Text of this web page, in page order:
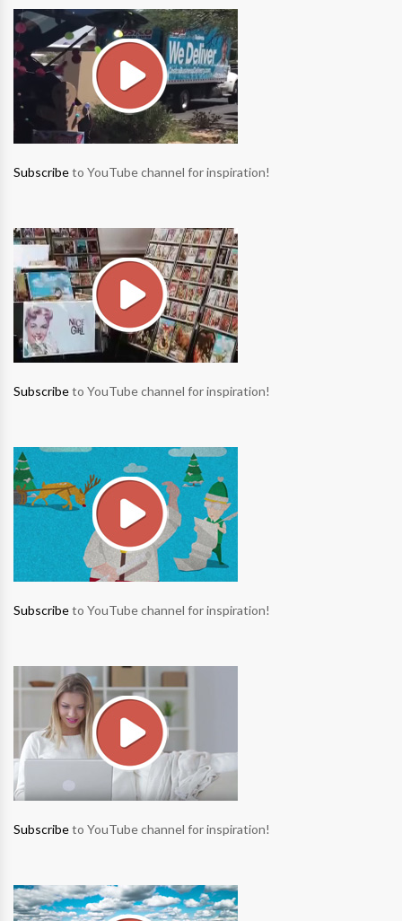
Subscribeto YouTube channel for inspiration!
Subscribeto YouTube channel for inspiration!
Subscribeto YouTube channel for inspiration!
Subscribeto YouTube channel for inspiration!